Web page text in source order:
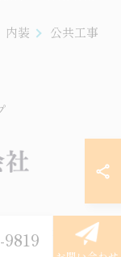
9819
内装 公共工事
RIGHTS RESERVED.